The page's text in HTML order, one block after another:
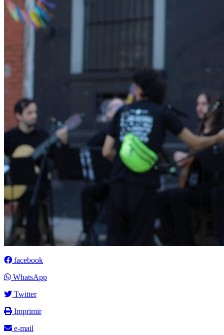
facebook
WhatsApp
Twitter
Imprimir
e-mail